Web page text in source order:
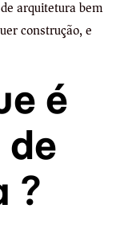
arquitetura bem
construção, e
é
?